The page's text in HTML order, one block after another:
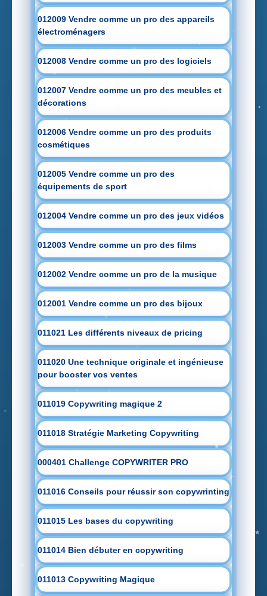
012009 Vendre comme un pro des appareils
électroménagers
012008 Vendre comme un pro des logiciels
012007 Vendre comme un pro des meubles et
décorations
012006 Vendre comme un pro des produits
cosmétiques
012005 Vendre comme un pro des
équipements de sport
012004 Vendre comme un pro des jeux vidéos
012003 Vendre comme un pro des films
012002 Vendre comme un pro de la musique
012001 Vendre comme un pro des bijoux
011021 Les différents niveaux de pricing
011020 Une technique originale et ingénieuse
pour booster vos ventes
011019 Copywriting magique 2
011018 Stratégie Marketing Copywriting
000401 Challenge COPYWRITER PRO
011016 Conseils pour réussir son copywrinting
011015 Les bases du copywriting
011014 Bien débuter en copywriting
011013 Copywriting Magique